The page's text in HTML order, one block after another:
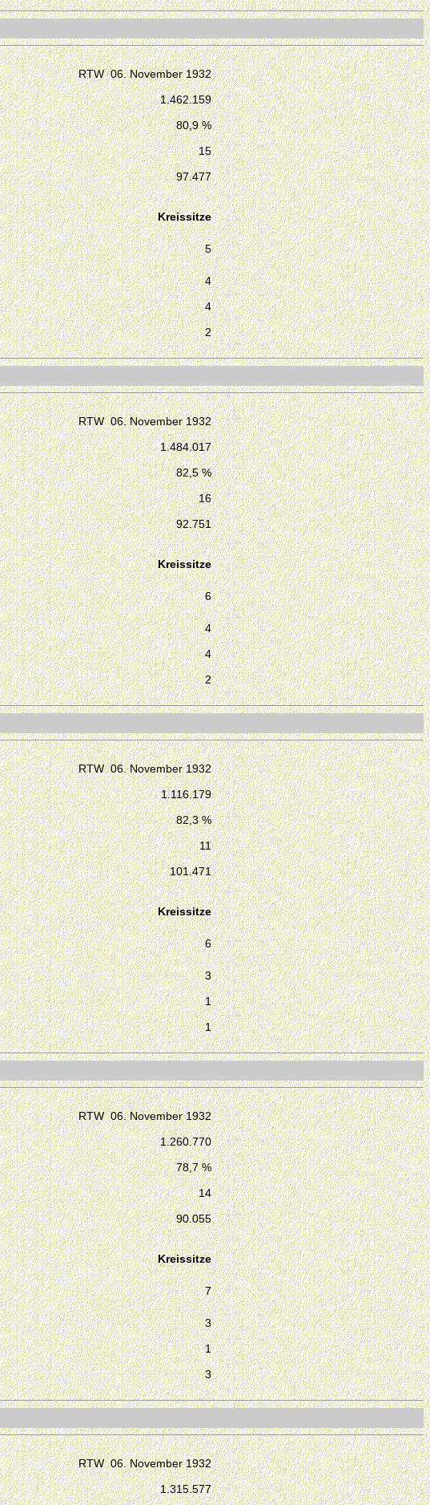
RTW 06. November 1932
1.462.159
80,9 %
15
97.477
Kreissitze
5
4
4
2
RTW 06. November 1932
1.484.017
82,5 %
16
92.751
Kreissitze
6
4
4
2
RTW 06. November 1932
1.116.179
82,3 %
11
101.471
Kreissitze
6
3
1
1
RTW 06. November 1932
1.260.770
78,7 %
14
90.055
Kreissitze
7
3
1
3
RTW 06. November 1932
1.315.577